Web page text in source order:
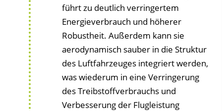
führt zu deutlich verringertem
Energieverbrauch und höherer
Robustheit. Außerdem kann sie
aerodynamisch sauber in die Struktur
des Luftfahrzeuges integriert werden,
was wiederum in eine Verringerung
des Treibstoffverbrauchs und
Verbesserung der Flugleistung